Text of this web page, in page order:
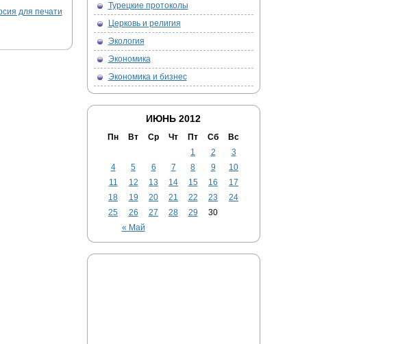
для печати
Турецкие протоколы
Церковь и религия
Экология
Экономика
Экономика и бизнес
ИЮНЬ 2012
Пн Вт Ср Чт Пт Сб Вс
« Май
1 2
3
4
5 6 7 8 9
10
11
12 13 14 15 16
17
18
19 20 21 22 23
24
25
26 27 28 29 30